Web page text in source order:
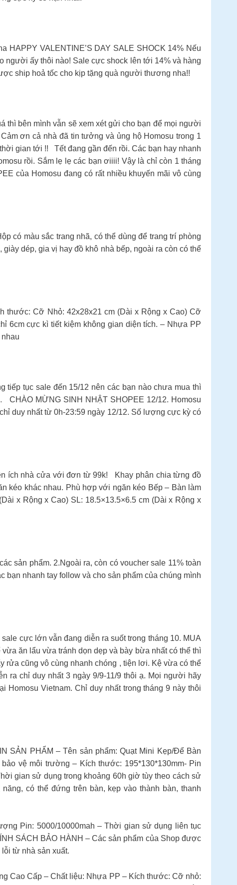
HAPPY VALENTINE’S DAY SALE SHOCK 14% Nếu
người ấy thôi nào! Sale cực shock lên tới 14% và hàng
ship hoả tốc cho kịp tặng quà người thương nha!!
thì bên mình vẫn sẽ xem xét gửi cho bạn để mọi người
ơn cả nhà đã tin tưởng và ủng hộ Homosu trong 1
gian tới !! Tết đang gần đến rồi. Các bạn hay nhanh
rồi. Sắm lẹ lẹ các bạn ơiiii! Vậy là chỉ còn 1 tháng
của Homosu đang có rất nhiều khuyến mãi vô cùng
có màu sắc trang nhã, có thể dùng để trang trí phòng
dép, gia vị hay đồ khô nhà bếp, ngoài ra còn có thể
thước: Cỡ Nhỏ: 42x28x21 cm (Dài x Rộng x Cao) Cỡ
6cm cực kì tiết kiệm không gian diện tích. – Nhựa PP
tiếp tục sale đến 15/12 nên các bạn nào chưa mua thì
CHÀO MỪNG SINH NHẬT SHOPEE 12/12. Homosu
duy nhất từ 0h-23:59 ngày 12/12. Số lượng cực kỳ có
ích nhà cửa với đơn từ 99k! Khay phân chia từng đồ
kéo khác nhau. Phù hợp với ngăn kéo Bếp – Bàn làm
x Rộng x Cao) SL: 18.5×13.5×6.5 cm (Dài x Rộng x
sản phẩm. 2.Ngoài ra, còn có voucher sale 11% toàn
bạn nhanh tay follow và cho sản phẩm của chúng mình
cực lớn vẫn đang diễn ra suốt trong tháng 10. MUA
ăn lẩu vừa tránh dọn dẹp và bày bừa nhất có thể thì
rửa cũng vô cùng nhanh chóng , tiện lơi. Kệ vừa có thể
ra chỉ duy nhất 3 ngày 9/9-11/9 thôi ạ. Mọi người hãy
Vietnam. Chỉ duy nhất trong tháng 9 này thôi
SẢN PHẨM – Tên sản phẩm: Quạt Mini Kẹp/Để Bàn
vệ môi trường – Kích thước: 195*130*130mm- Pin
gian sử dụng trong khoảng 60h giờ tùy theo cách sử
có thể đứng trên bàn, kẹp vào thành bàn, thanh
Pin: 5000/10000mah – Thời gian sử dụng liên tục
SÁCH BẢO HÀNH – Các sản phẩm của Shop được
từ nhà sản xuất.
Cao Cấp – Chất liệu: Nhựa PP – Kích thước: Cỡ nhỏ: